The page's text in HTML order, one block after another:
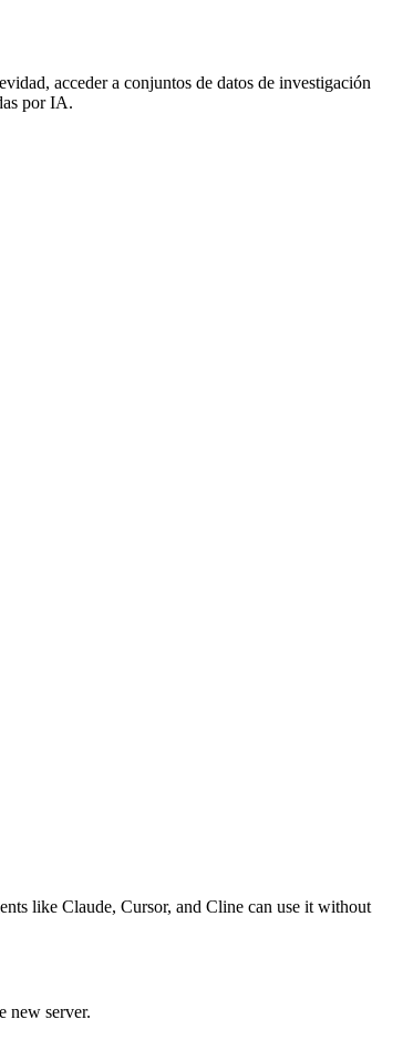
acceder a conjuntos de datos de investigación
por IA.
like Claude, Cursor, and Cline can use it without
new server.